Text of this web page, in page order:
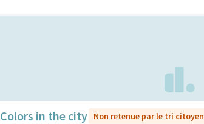
Colors in the city Non retenue par le tri citoyen